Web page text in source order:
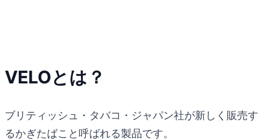
VELOとは？
ブリティッシュ・タバコ・ジャパン社が新しく販売す
るかぎたばこと呼ばれる製品です。